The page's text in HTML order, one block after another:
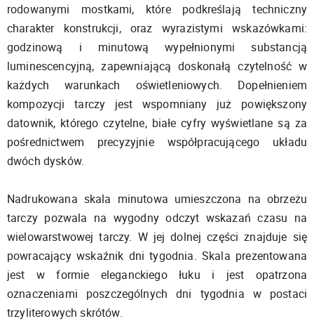
rodowanymi mostkami, które podkreślają techniczny
charakter konstrukcji, oraz wyrazistymi wskazówkami:
godzinową i minutową wypełnionymi substancją
luminescencyjną, zapewniającą doskonałą czytelność w
każdych warunkach oświetleniowych. Dopełnieniem
kompozycji tarczy jest wspomniany już powiększony
datownik, którego czytelne, białe cyfry wyświetlane są za
pośrednictwem precyzyjnie współpracującego układu
dwóch dysków.
Nadrukowana skala minutowa umieszczona na obrzeżu
tarczy pozwala na wygodny odczyt wskazań czasu na
wielowarstwowej tarczy. W jej dolnej części znajduje się
powracający wskaźnik dni tygodnia. Skala prezentowana
jest w formie eleganckiego łuku i jest opatrzona
oznaczeniami poszczególnych dni tygodnia w postaci
trzyliterowych skrótów.